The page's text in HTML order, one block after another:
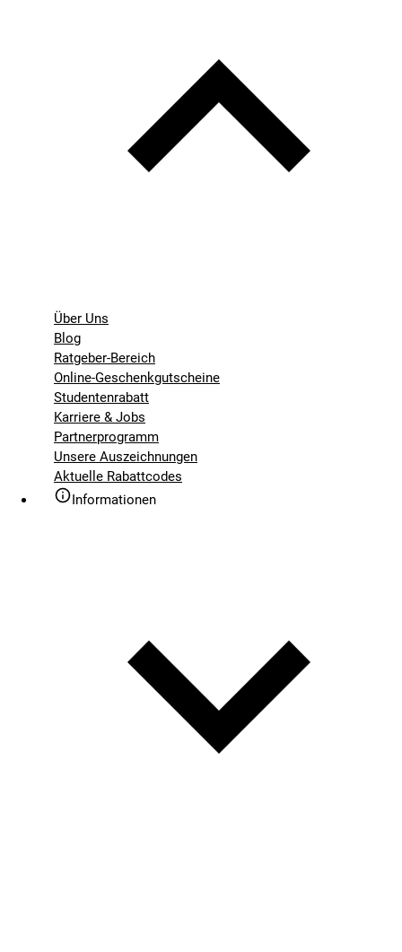
Über Uns
Blog
Ratgeber-Bereich
Online-Geschenkgutscheine
Studentenrabatt
Karriere & Jobs
Partnerprogramm
Unsere Auszeichnungen
Aktuelle Rabattcodes
Informationen